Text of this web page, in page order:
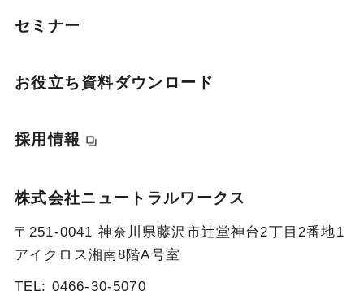
セミナー
お役立ち資料ダウンロード
採用情報
株式会社ニュートラルワークス
〒251-0041 神奈川県藤沢市辻堂神台2丁目2番地1
アイクロス湘南8階A号室
TEL: 0466-30-5070